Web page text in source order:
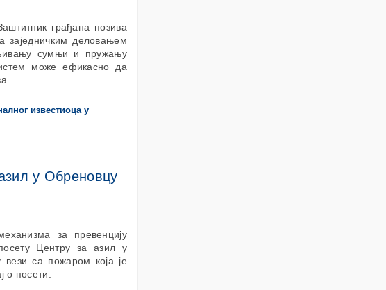
грађана позива
заједничким деловањем
сумњи и пружању
може ефикасно да
у Обреновцу
за превенцију
Центру за азил у
са пожаром која је
о посети.